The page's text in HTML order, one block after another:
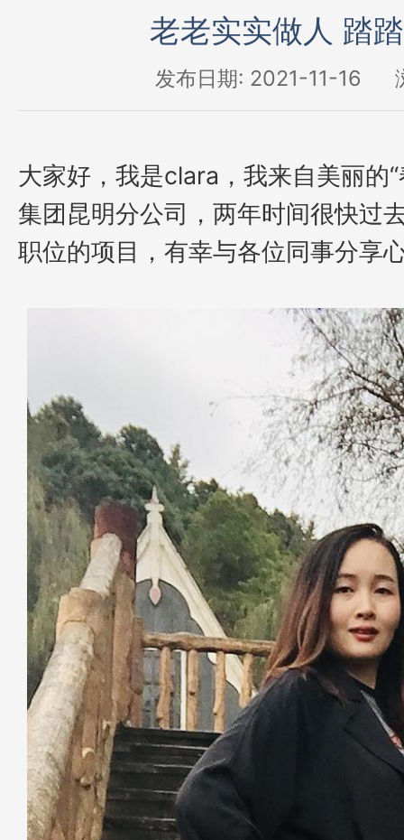
老老实实做人 踏
发布日期: 2021-11-16
大家好，我是clara，我来自美丽的
集团昆明分公司，两年时间很快过
职位的项目，有幸与各位同事分享